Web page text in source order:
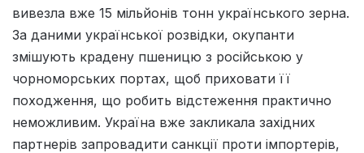
вивезла вже 15 мільйонів тонн українського зерна.
За даними української розвідки, окупанти
змішують крадену пшеницю з російською у
чорноморських портах, щоб приховати її
походження, що робить відстеження практично
неможливим. Україна вже закликала західних
партнерів запровадити санкції проти імпортерів,